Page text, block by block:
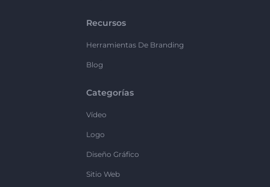
Recursos
Herramientas De Branding
Blog
Categorías
Vídeo
Logo
Diseño Gráfico
Sitio Web